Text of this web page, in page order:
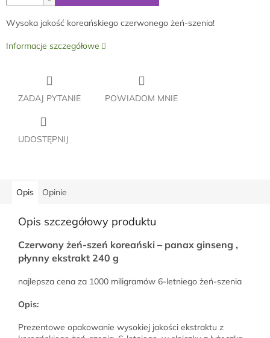
Wysoka jakość koreańskiego czerwonego żeń-szenia!
Informacje szczegółowe
ZADAJ PYTANIE POWIADOM MNIE
UDOSTĘPNIJ
Opis Opinie
Opis szczegółowy produktu
Czerwony żeń-szeń koreański – panax ginseng ,
płynny ekstrakt 240 g
najlepsza cena za 1000 miligramów 6-letniego żeń-szenia
Opis:
Prezentowe opakowanie wysokiej jakości ekstraktu z